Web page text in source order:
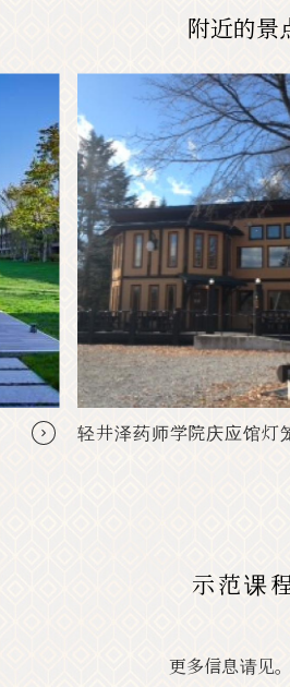
附近的景
体育社区轻井泽俱乐部
示范课
更多信息请见。